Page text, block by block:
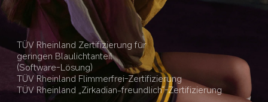
TÜV Rheinland Zertifizierung für
geringen Blaulichtanteil
(Software-Lösung)
TÜV Rheinland Flimmerfrei-Zertifizierung
TÜV Rheinland „Zirkadian-freundlich“-Zertifizierung